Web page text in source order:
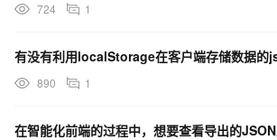
724 1
有没有利用localStorage在客户端存储数据的
890 1